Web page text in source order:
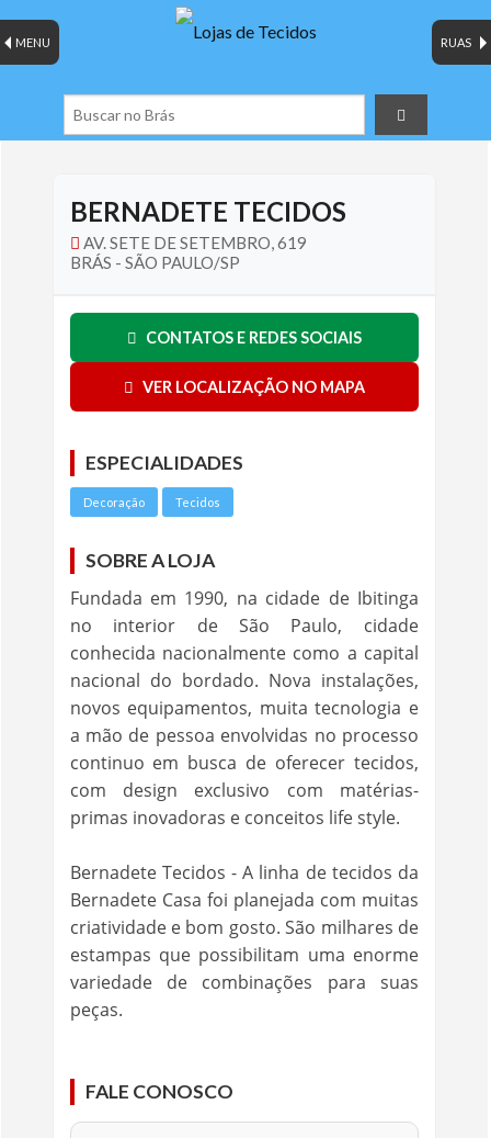
RUAS
MENU
BERNADETE TECIDOS
AV. SETE DE SETEMBRO, 619
BRÁS - SÃO PAULO/SP
CONTATOS E REDES SOCIAIS
VER LOCALIZAÇÃO NO MAPA
ESPECIALIDADES
Decoração Tecidos
SOBRE A LOJA
Fundada em 1990, na cidade de Ibitinga
no interior de São Paulo, cidade
conhecida nacionalmente como a capital
nacional do bordado. Nova instalações,
novos equipamentos, muita tecnologia e
a mão de pessoa envolvidas no processo
continuo em busca de oferecer tecidos,
com design exclusivo com matérias-
primas inovadoras e conceitos life style.
Bernadete Tecidos - A linha de tecidos da
Bernadete Casa foi planejada com muitas
criatividade e bom gosto. São milhares de
estampas que possibilitam uma enorme
variedade de combinações para suas
peças.
FALE CONOSCO